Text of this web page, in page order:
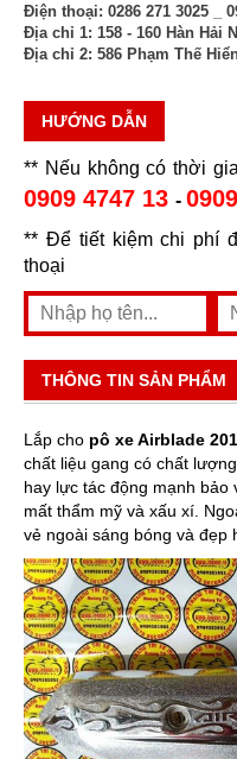
Điện thoại: 0286 271 3025 _
Địa chỉ 1: 158 - 160 Hàn Hải
Địa chỉ 2: 586 Phạm Thế
HƯỚNG DẪN
** Nếu không có thời
0909 4747 13 -
** Để tiết kiệm chi phí
thoại
THÔNG TIN SẢN PHẨM
Lắp cho pô xe Airblade
chất liệu gang có chất
hay lực tác động mạnh bảo
mất thẩm mỹ và xấu xí.
vẻ ngoài sáng bóng và đẹp